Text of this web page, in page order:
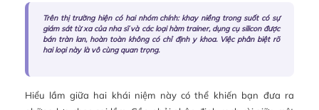
Trên thị trường hiện có hai nhóm chính: khay niềng trong suốt có sự
giám sát từ xa của nha sĩ và các loại hàm trainer, dụng cụ silicon được
bán tràn lan, hoàn toàn không có chỉ định y khoa. Việc phân biệt rõ
hai loại này là vô cùng quan trọng.
Hiểu lầm giữa hai khái niệm này có thể khiến bạn đưa ra